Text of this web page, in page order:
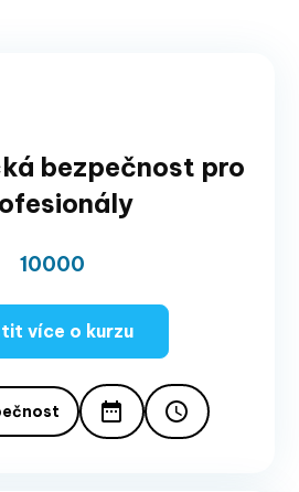
bezpečnost pro
10000
více o kurzu